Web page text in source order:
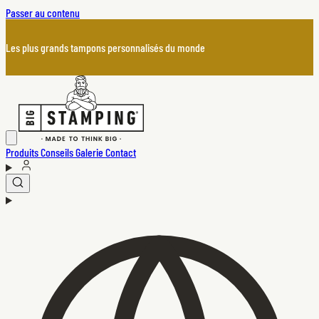
Passer au contenu
Les plus grands tampons personnalisés du monde
ProduitsConseilsGalerie Contact